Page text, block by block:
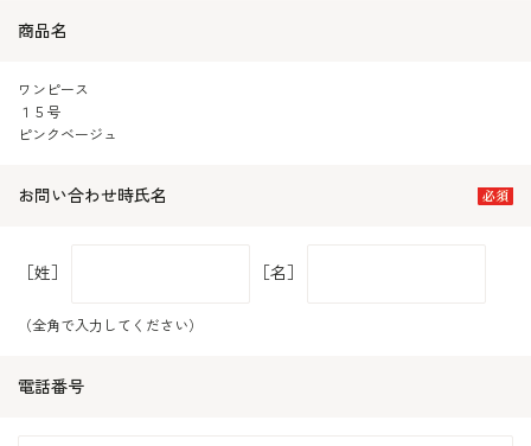
商品名
ワンピース
１５号
ピンクベージュ
お問い合わせ時氏名
［姓］ ［名］
（全角で入力してください）
電話番号